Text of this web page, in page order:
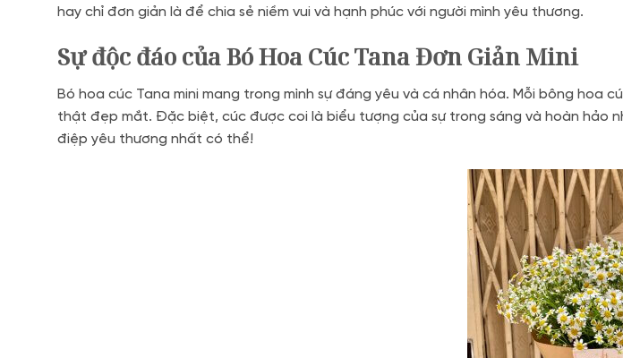
hay chỉ đơn giản là để chia sẻ niềm vui và hạnh phúc với người mình yêu thương.
Sự độc đáo của Bó Hoa Cúc Tana Đơn Giản Mini
Bó hoa cúc Tana mini mang trong mình sự đáng yêu và cá nhân hóa. Mỗi bông
thật đẹp mắt. Đặc biệt, cúc được coi là biểu tượng của sự trong sáng và hoàn hảo
điệp yêu thương nhất có thể!